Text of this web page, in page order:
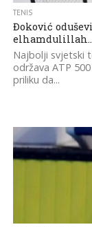
TENIS
Đoković
Najbolji svjetski
održava ATP
priliku da...